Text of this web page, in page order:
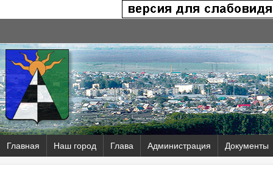
Главная Наш город Глава Администрация Документы